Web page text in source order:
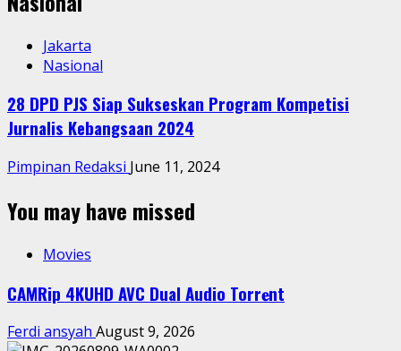
Jakarta
Nasional
28 DPD PJS Siap Sukseskan Program Kompetisi
Jurnalis Kebangsaan 2024
Pimpinan Redaksi June 11, 2024
You may have missed
Movies
CAMRip 4KUHD AVC Dual Audio Torr𝐞nt
Ferdi ansyah August 9, 2026